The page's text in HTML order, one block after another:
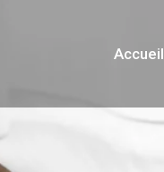
Accueil